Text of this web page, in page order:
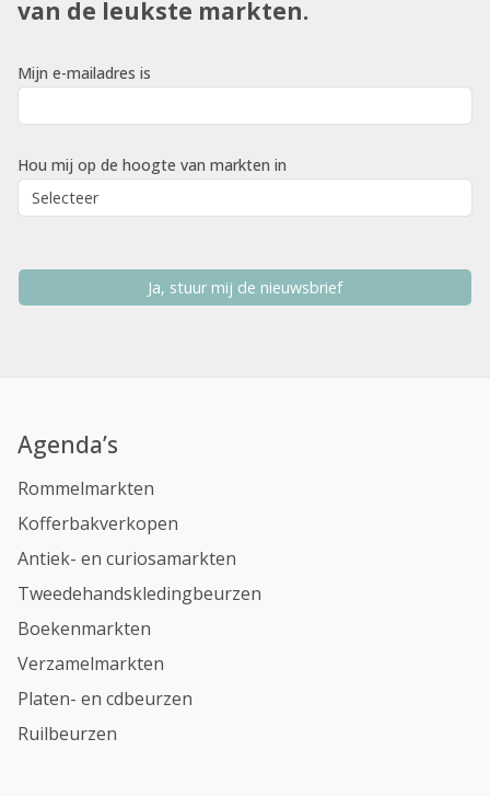
van de leukste markten.
Mijn e-mailadres is
Hou mij op de hoogte van markten in
Ja, stuur mij de nieuwsbrief
Agenda’s
Rommelmarkten
Kofferbakverkopen
Antiek- en curiosamarkten
Tweedehandskledingbeurzen
Boekenmarkten
Verzamelmarkten
Platen- en cdbeurzen
Ruilbeurzen